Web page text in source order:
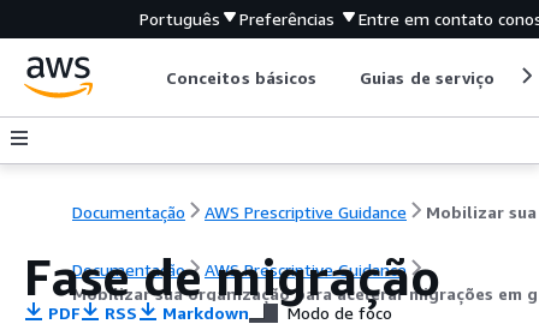
Português Preferências Entre em contato
Conceitos básicos Guias de serviço
Documentação AWS Prescriptive Guidance
Documentação
AWS Prescriptive Guidance
Mobilizar sua organização para acelerar migrações em
Fase de migração
PDF RSS Markdown Modo de foco